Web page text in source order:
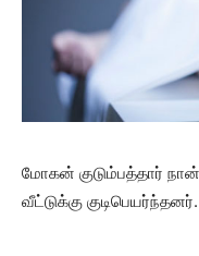
மோகன் குடும்பத்தார்
வீட்டுக்கு குடிபெயர்ந்தனர்.